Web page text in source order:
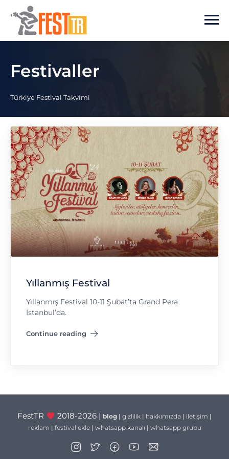
Ana içeriğe atla
Festivaller
Türkiye Festival Takvimi
Yıllanmış Festival
Yıllanmış Festival 10-11 Şubat’ta Grand Pera
İstanbul’da.
Continue reading
"Yıllanmış Festival"
FestTR 2018-2026 | blog| gizlilik| hakkımızda | iletişim |
reklam | festival ekle| whatsapp kanalı | whatsapp grubu